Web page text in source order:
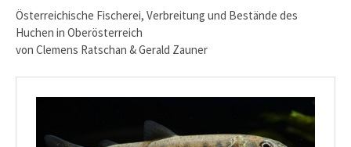
Österreichische Fischerei, Verbreitung und Bestände des
Huchen in Oberösterreich
von Clemens Ratschan & Gerald Zauner